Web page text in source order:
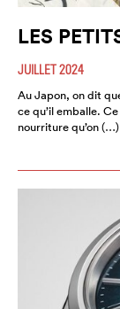
LES
JUILLET 2024
Au Japon, on dit
ce qu’il emballe.
nourriture qu’on (…)